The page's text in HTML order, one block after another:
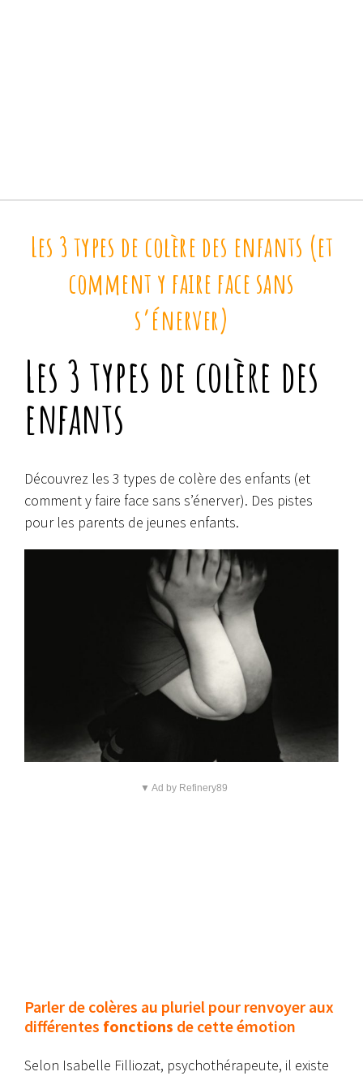
Les 3 types de colère des enfants (et
comment y faire face sans
s’énerver)
Les 3 types de colère des
enfants
Découvrez les 3 types de colère des enfants (et
comment y faire face sans s’énerver). Des pistes
pour les parents de jeunes enfants.
▼ Ad by Refinery89
Parler de colères au pluriel pour renvoyer aux
différentes fonctions de cette émotion
Selon Isabelle Filliozat, psychothérapeute, il existe